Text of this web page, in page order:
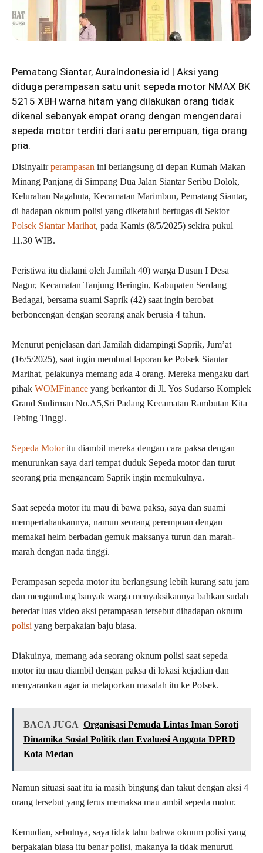
Pematang Siantar, AuraIndonesia.id | Aksi yang
diduga perampasan satu unit sepeda motor NMAX BK
5215 XBH warna hitam yang dilakukan orang tidak
dikenal sebanyak empat orang dengan mengendarai
sepeda motor terdiri dari satu perempuan, tiga orang
pria.
Disinyalirperampasan ini berlangsung di depan Rumah Makan
Minang Panjang di Simpang Dua Jalan Siantar Seribu Dolok,
Kelurahan Nagahuta, Kecamatan Marimbun, Pematang Siantar,
di hadapan oknum polisi yang diketahui bertugas di Sektor
Polsek Siantar Marihat, pada Kamis (8/5/2025) sekira pukul
11.30 WIB.
Peristiwa itu dialami oleh Jamilah 40) warga Dusun I Desa
Nagur, Kecamatan Tanjung Beringin, Kabupaten Serdang
Bedagai, bersama suami Saprik (42) saat ingin berobat
berboncengan dengan seorang anak berusia 4 tahun.
Menurut penjelasan dari Jamilah didampingi Saprik, Jum’at
(16/5/2025), saat ingin membuat laporan ke Polsek Siantar
Marihat, pelakunya memang ada 4 orang. Mereka mengaku dari
pihak WOMFinance yang berkantor di Jl. Yos Sudarso Komplek
Grand Sudirman No.A5,Sri Padang Kecamatan Rambutan Kita
Tebing Tinggi.
Sepeda Motoritu diambil mereka dengan cara paksa dengan
menurunkan saya dari tempat duduk Sepeda motor dan turut
seorang pria mengancam Saprik ingin memukulnya.
Saat sepeda motor itu mau di bawa paksa, saya dan suami
mempertahankannya, namun seorang perempuan dengan
memakai helm berbadan gemuk maksanya turun dan marah-
marah dengan nada tinggi.
Perampasan sepeda motor itu berlangsung lebih kurang satu jam
dan mengundang banyak warga menyaksikannya bahkan sudah
beredar luas video aksi perampasan tersebut dihadapan oknum
polisi yang berpakaian baju biasa.
Diakuinya, memang ada seorang oknum polisi saat sepeda
motor itu mau diambil dengan paksa di lokasi kejadian dan
menyarankan agar ia melaporkan masalah itu ke Polsek.
BACA JUGA Organisasi Pemuda Lintas Iman Soroti
Dinamika Sosial Politik dan Evaluasi Anggota DPRD
Kota Medan
Namun situasi saat itu ia masih bingung dan takut dengan aksi 4
orang tersebut yang terus memaksa mau ambil sepeda motor.
Kemudian, sebutnya, saya tidak tahu bahwa oknum polisi yang
berpakaian biasa itu benar polisi, makanya ia tidak menuruti